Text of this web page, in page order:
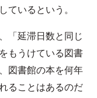
ているという。
「延滞日数と同じ
もうけている図書
図書館の本を何年
ることはあるのだ